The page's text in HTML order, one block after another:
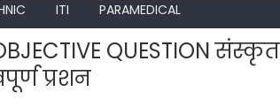
ITI PARAMEDICAL
QUESTION संस्कृत
प्रशन